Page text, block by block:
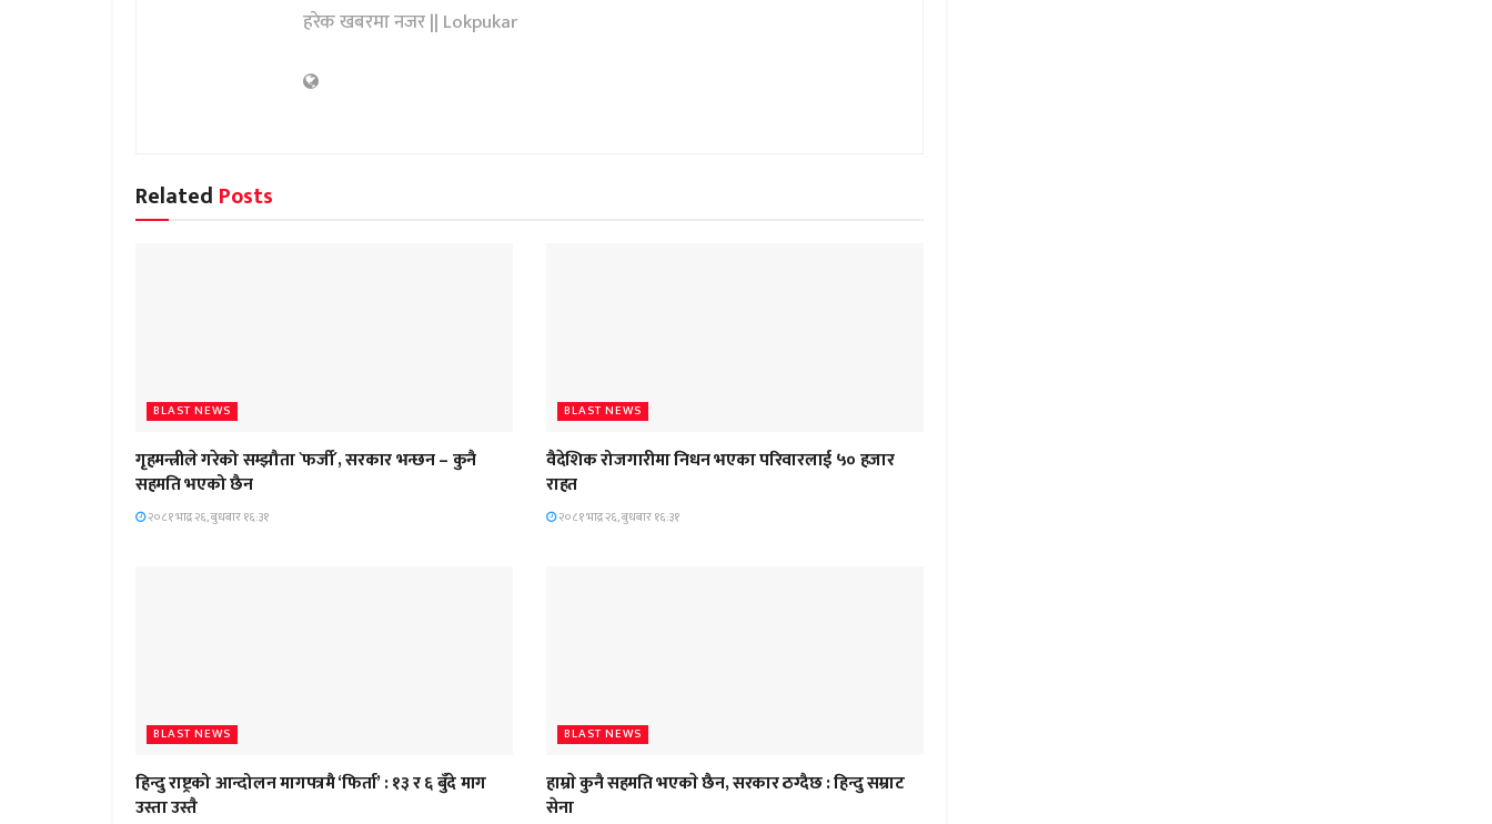
हरेक खबरमा नजर || Lokpukar
Related Posts
BLAST NEWS
गृहमन्त्रीले गरेको सम्झौता `फर्जी´, सरकार भन्छन – कुनै
सहमति भएको छैन
२०८१ भाद्र २६, बुधबार १६:३१
BLAST NEWS
वैदेशिक रोजगारीमा निधन भएका परिवारलाई ५० हजार
राहत
२०८१ भाद्र २६, बुधबार १६:३१
BLAST NEWS
हिन्दु राष्ट्रको आन्दोलन मागपत्रमै ‘फिर्ता’ : १३ र ६ बुँदे माग
उस्ता उस्तै
BLAST NEWS
हाम्राे कुनै सहमति भएकाे छैन, सरकार ठग्दैछ : हिन्दु सम्राट
सेना